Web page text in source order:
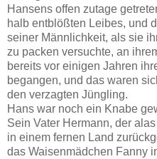
Hansens offen zutage
halb entblößten Leibes, und
seiner Männlichkeit, als sie
zu packen versuchte, an
bereits vor einigen Jahren
begangen, und das waren
den verzagten Jüngling.
Hans war noch ein Knabe
Sein Vater Hermann, der
in einem fernen Land
das Waisenmädchen Fanny